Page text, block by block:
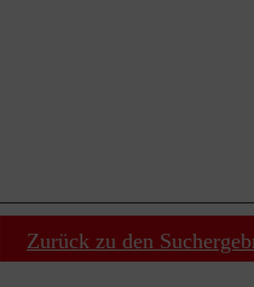
Zurück zu den